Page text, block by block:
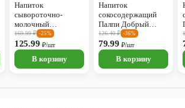
Напиток
сывороточно-
молочный
Мажитэль 0,05%
905мл
мультифруктовый
БЗМЖ
169.99₽ -25%
125.99 ₽/шт
В корзину
Напиток
сокосодержащий
Палпи Добрый
0,45л тропик
126.40₽ -36%
79.99₽/шт
В корзину